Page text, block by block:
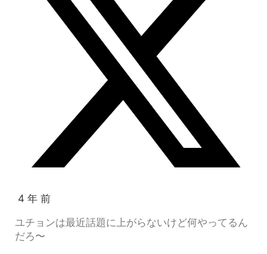
4 年 前
ユチョンは最近話題に上がらないけど何やってるん
だろ〜